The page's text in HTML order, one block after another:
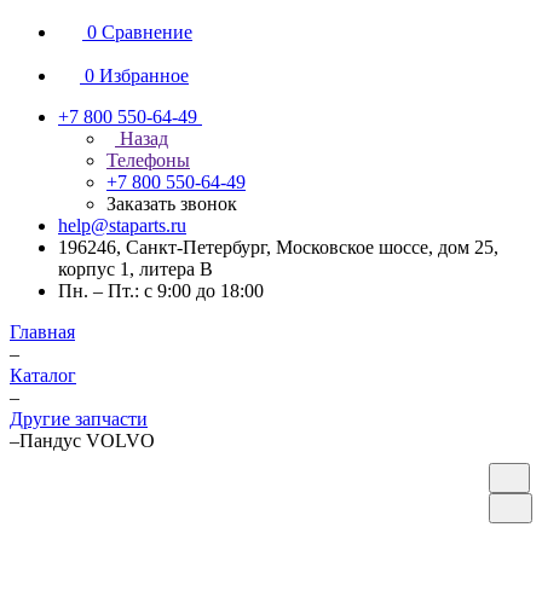
0 Сравнение
0 Избранное
+7 800 550-64-49
Назад
Телефоны
+7 800 550-64-49
Заказать звонок
help@staparts.ru
196246, Санкт-Петербург, Московское шоссе, дом 25,
корпус 1, литера В
Пн. – Пт.: с 9:00 до 18:00
Главная
–
Каталог
–
Другие запчасти
–Пандус VOLVO